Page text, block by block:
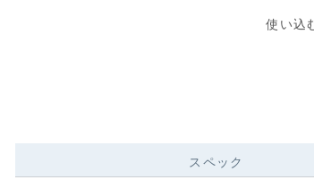
使い込
スペック